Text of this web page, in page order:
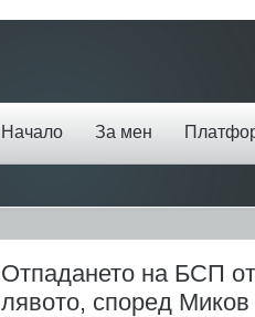
Начало За мен
Отпадането на БСП
лявото, според Миков